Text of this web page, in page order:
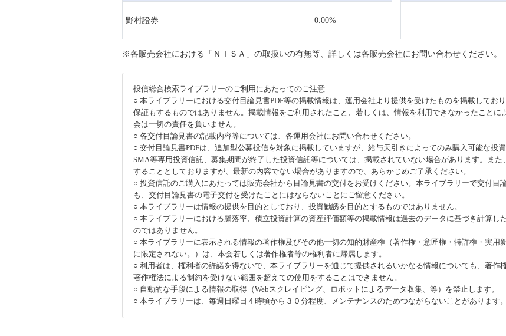
野村證券 0.00%
※各販売会社における「ＮＩＳＡ」の取扱いの有無等、詳しくは各販売会社にお問い合わせください。
投信総合検索ライブラリーのご利用にあたってのご注意
○ 本ライブラリーにおける交付目論見書PDF等の掲載情報は、運用会社より提供を受けたものを掲載してお
保証もするものではありません。掲載情報をご利用されたこと、若しくは、情報を利用できなかったことに
会は一切の責任を負いません。
○ 各交付目論見書の記載内容等については、各運用会社にお問い合わせください。
○ 交付目論見書PDFは、追加型公募投信を対象に掲載していますが、給与天引きによってのみ購入可能な投
SMA等専用投資信託、募集期間が終了した投資信託等については、掲載されていない場合があります。ま
することとしておりますが、最新の内容でない場合がありますので、あらかじめご了承ください。
○ 投資信託のご購入にあたっては販売会社から目論見書の交付をお受けください。本ライブラリーで交付目
も、交付目論見書の電子交付を受けたことにはならないことにご留意ください。
○ 本ライブラリーは情報の提供を目的としており、投資勧誘を目的とするものではありません。
○ 本ライブラリーにおける騰落率、積立投資計算の資産評価額等の掲載情報は過去のデータに基づき計算し
のではありません。
○ 本ライブラリーに表示される情報の著作権及びその他一切の知的財産権（著作権・意匠権・特許権・実用
に限定されない。）は、本会若しくは著作権者等の権利者に帰属します。
○ 利用者は、権利者の許諾を得ないで、本ライブラリーを通じて提供されるいかなる情報についても、著作
著作権法による制約を受けない範囲を超えての使用をすることはできません。
○ 自動的な手段による情報の取得（Webスクレイピング、ロボットによるデータ収集、等）を禁止します。
○ 本ライブラリーは、毎週日曜日４時頃から３０分程度、メンテナンスのためつながらないことがあります。